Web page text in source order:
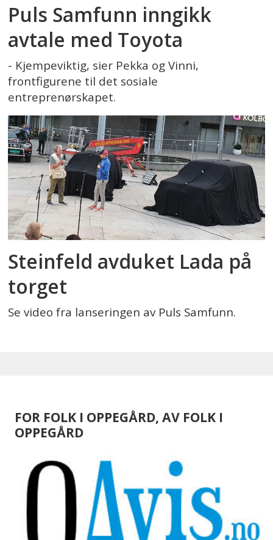
Puls Samfunn inngikk
avtale med Toyota
- Kjempeviktig, sier Pekka og Vinni,
frontfigurene til det sosiale
entreprenørskapet.
Steinfeld avduket Lada på
torget
Se video fra lanseringen av Puls Samfunn.
FOR FOLK I OPPEGÅRD, AV FOLK I
OPPEGÅRD